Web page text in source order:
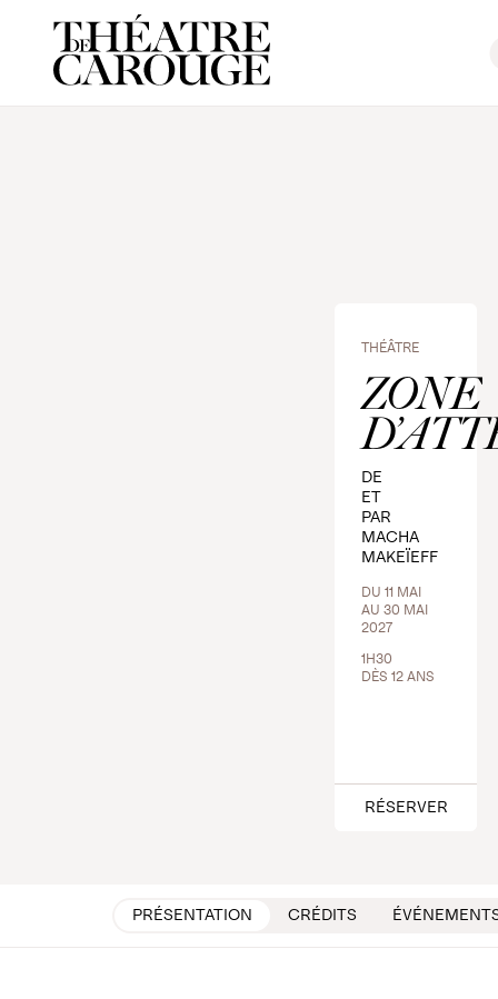
THÉÂTRE
ZONE
DE
ET
PAR
MACHA
MAKEÏEFF
DU 11 MAI
AU 30 MAI
2027
1H30
DÈS 12 ANS
RÉSERVER
PRÉSENTATION CRÉDITS